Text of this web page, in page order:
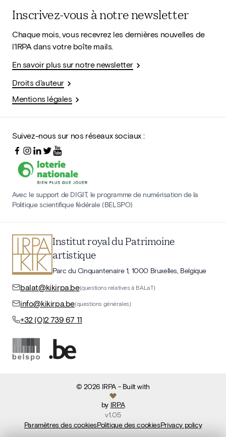
Inscrivez-vous à notre newsletter
Chaque mois, vous recevrez les dernières nouvelles de
l'IRPA dans votre boîte mails.
En savoir plus sur notre newsletter
Droits d'auteur
Mentions légales
Suivez-nous sur nos réseaux sociaux :
Avec le support de DIGIT, le programme de numérisation de la
Politique scientifique fédérale (BELSPO)
Institut royal du Patrimoine
artistique
Parc du Cinquantenaire 1, 1000 Bruxelles, Belgique
balat@kikirpa.be(questions relatives à BALaT)
info@kikirpa.be(questions générales)
+32 (0)2 739 67 11
©2026 IRPA- Built with
by IRPA
v1.05
Paramètres des cookiesPolitique des cookiesPrivacy policy